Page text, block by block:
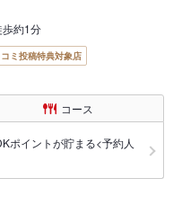
歩約1分
ミ投稿特典対象店
コース
ポイントが貯まる<予約人